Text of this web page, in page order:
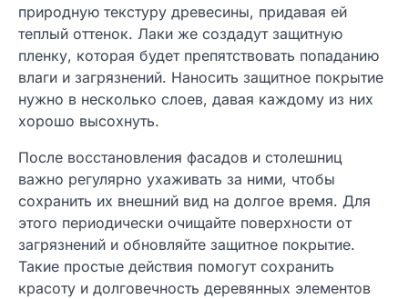
природную текстуру древесины, придавая ей
теплый оттенок. Лаки же создадут защитную
пленку, которая будет препятствовать попаданию
влаги и загрязнений. Наносить защитное покрытие
нужно в несколько слоев, давая каждому из них
хорошо высохнуть.
После восстановления фасадов и столешниц
важно регулярно ухаживать за ними, чтобы
сохранить их внешний вид на долгое время. Для
этого периодически очищайте поверхности от
загрязнений и обновляйте защитное покрытие.
Такие простые действия помогут сохранить
красоту и долговечность деревянных элементов